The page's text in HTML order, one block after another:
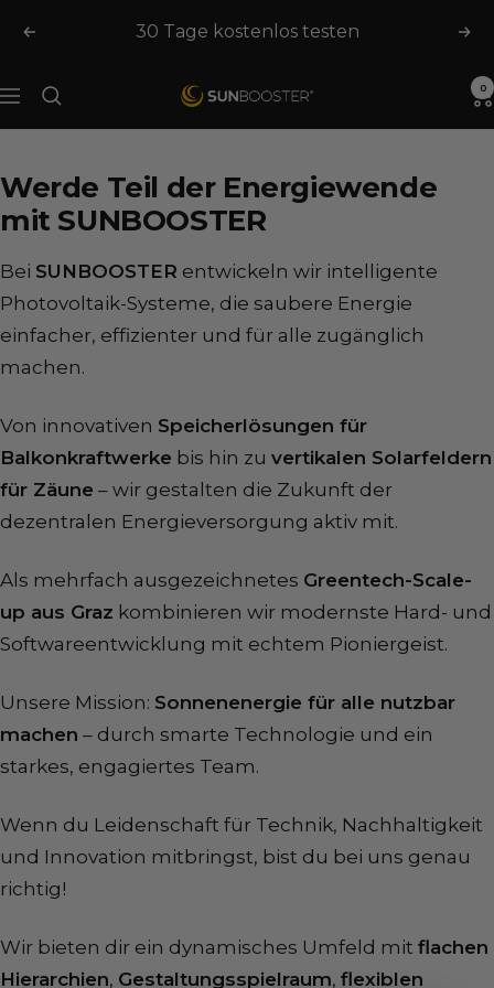
Previous 30 Tage kostenlos testen
Navigation SUNBOOSTER.com
0
Werde Teil der Energiewende
mit SUNBOOSTER
Bei SUNBOOSTER entwickeln wir intelligente
Photovoltaik-Systeme, die saubere Energie
einfacher, effizienter und für alle zugänglich
machen.
Von innovativen Speicherlösungen für
Balkonkraftwerke bis hin zu vertikalen Solarfeldern
für Zäune – wir gestalten die Zukunft der
dezentralen Energieversorgung aktiv mit.
Als mehrfach ausgezeichnetes Greentech-Scale-
up aus Graz kombinieren wir modernste Hard- und
Softwareentwicklung mit echtem Pioniergeist.
Unsere Mission: Sonnenenergie für alle nutzbar
machen – durch smarte Technologie und ein
starkes, engagiertes Team.
Wenn du Leidenschaft für Technik, Nachhaltigkeit
und Innovation mitbringst, bist du bei uns genau
richtig!
Wir bieten dir ein dynamisches Umfeld mit flachen
Hierarchien, Gestaltungsspielraum, flexiblen